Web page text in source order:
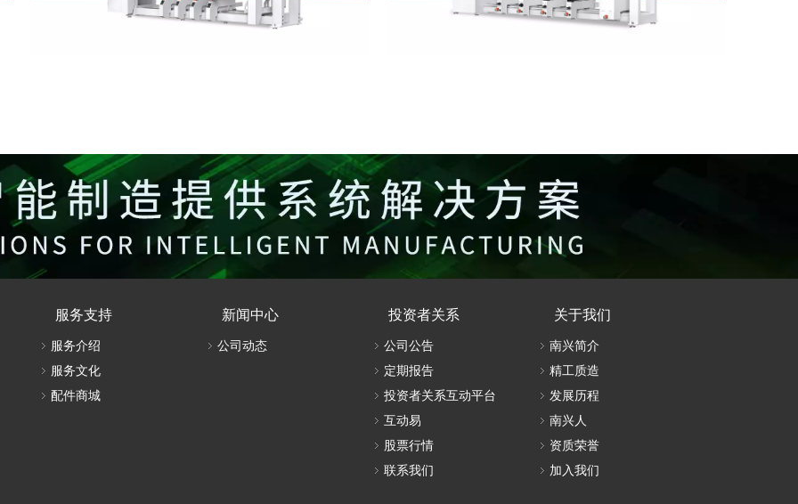
服务支持
服务介绍
服务文化
配件商城
新闻中心
公司动态
投资者关系
公司公告
定期报告
投资者关系互动平台
互动易
股票行情
联系我们
关于我们
南兴简介
精工质造
发展历程
南兴人
资质荣誉
加入我们